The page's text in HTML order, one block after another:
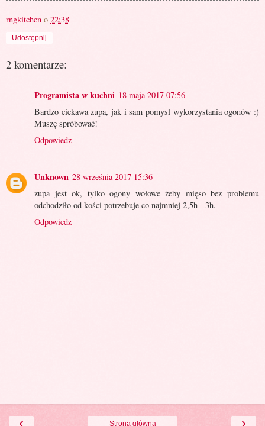
rngkitchen o 22:38
Udostępnij
2 komentarze:
Programista w kuchni 18 maja 2017 07:56
Bardzo ciekawa zupa, jak i sam pomysł wykorzystania ogonów :)
Muszę spróbować!
Odpowiedz
Unknown 28 września 2017 15:36
zupa jest ok, tylko ogony wołowe żeby mięso bez problemu
odchodziło od kości potrzebuje co najmniej 2,5h - 3h.
Odpowiedz
‹ ›
Strona główna